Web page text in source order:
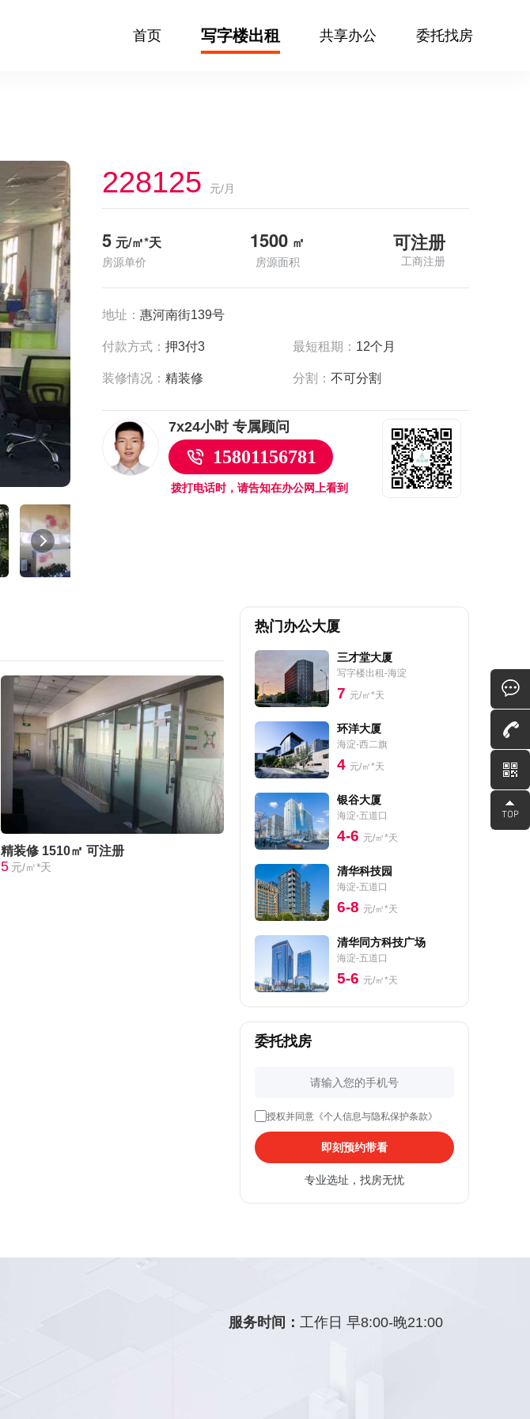
首页 写字楼出租 共享办公 委托找房
228125 元/月
5 元/㎡*天
房源单价
1500 ㎡
房源面积
可注册
工商注册
地址： 惠河南街139号
付款方式： 押3付3 最短租期： 12个月
装修情况： 精装修 分割：不可分割
7x24小时 专属顾问
15801156781
拨打电话时，请告知在办公网上看到
精装修 1510㎡ 可注册
5 元/㎡*天
热门办公大厦
三才堂大厦
写字楼出租-海淀
7 元/㎡*天
环洋大厦
海淀-西二旗
4 元/㎡*天
银谷大厦
海淀-五道口
4-6 元/㎡*天
清华科技园
海淀-五道口
6-8 元/㎡*天
清华同方科技广场
海淀-五道口
5-6 元/㎡*天
委托找房
授权并同意《个人信息与隐私保护条款》
即刻预约带看
专业选址，找房无忧
服务时间：工作日 早8:00-晚21:00